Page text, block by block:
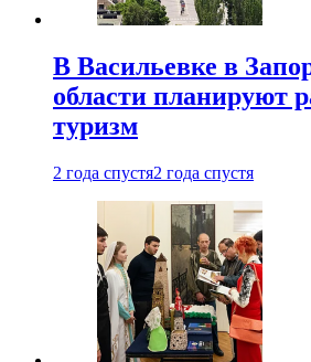
В Васильевке в
области планируют
туризм
2 года спустя2 года спустя